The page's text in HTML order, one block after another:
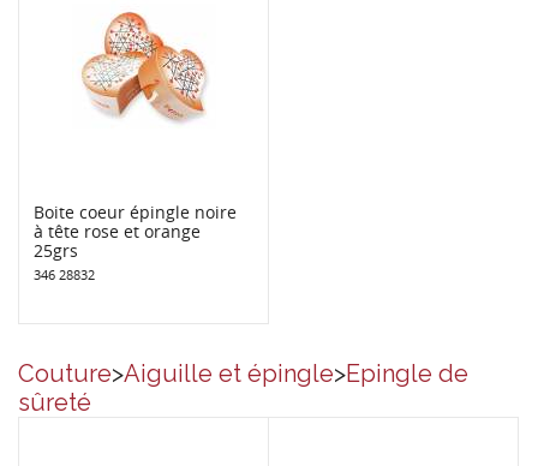
Boite coeur épingle noire
à tête rose et orange
25grs
346 28832
Couture>Aiguille et épingle>Epingle de
sûreté